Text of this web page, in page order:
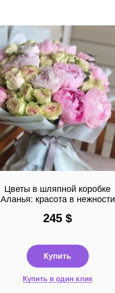
Цветы в шляпной коробке
Аланья: красота в нежности
245 $
Купить
Купить в один клик